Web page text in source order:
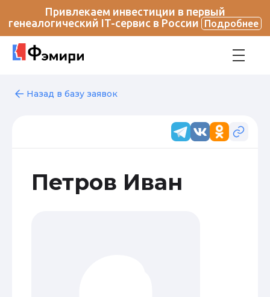
Привлекаем инвестиции в первый
генеалогический IT-сервис в России
Подробнее
Назад в базу заявок
Петров Иван